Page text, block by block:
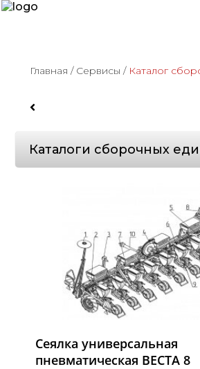
Главная / Сервисы / Каталог
Каталоги сборочных
Сеялка универсальная
пневматическая ВЕСТА 8